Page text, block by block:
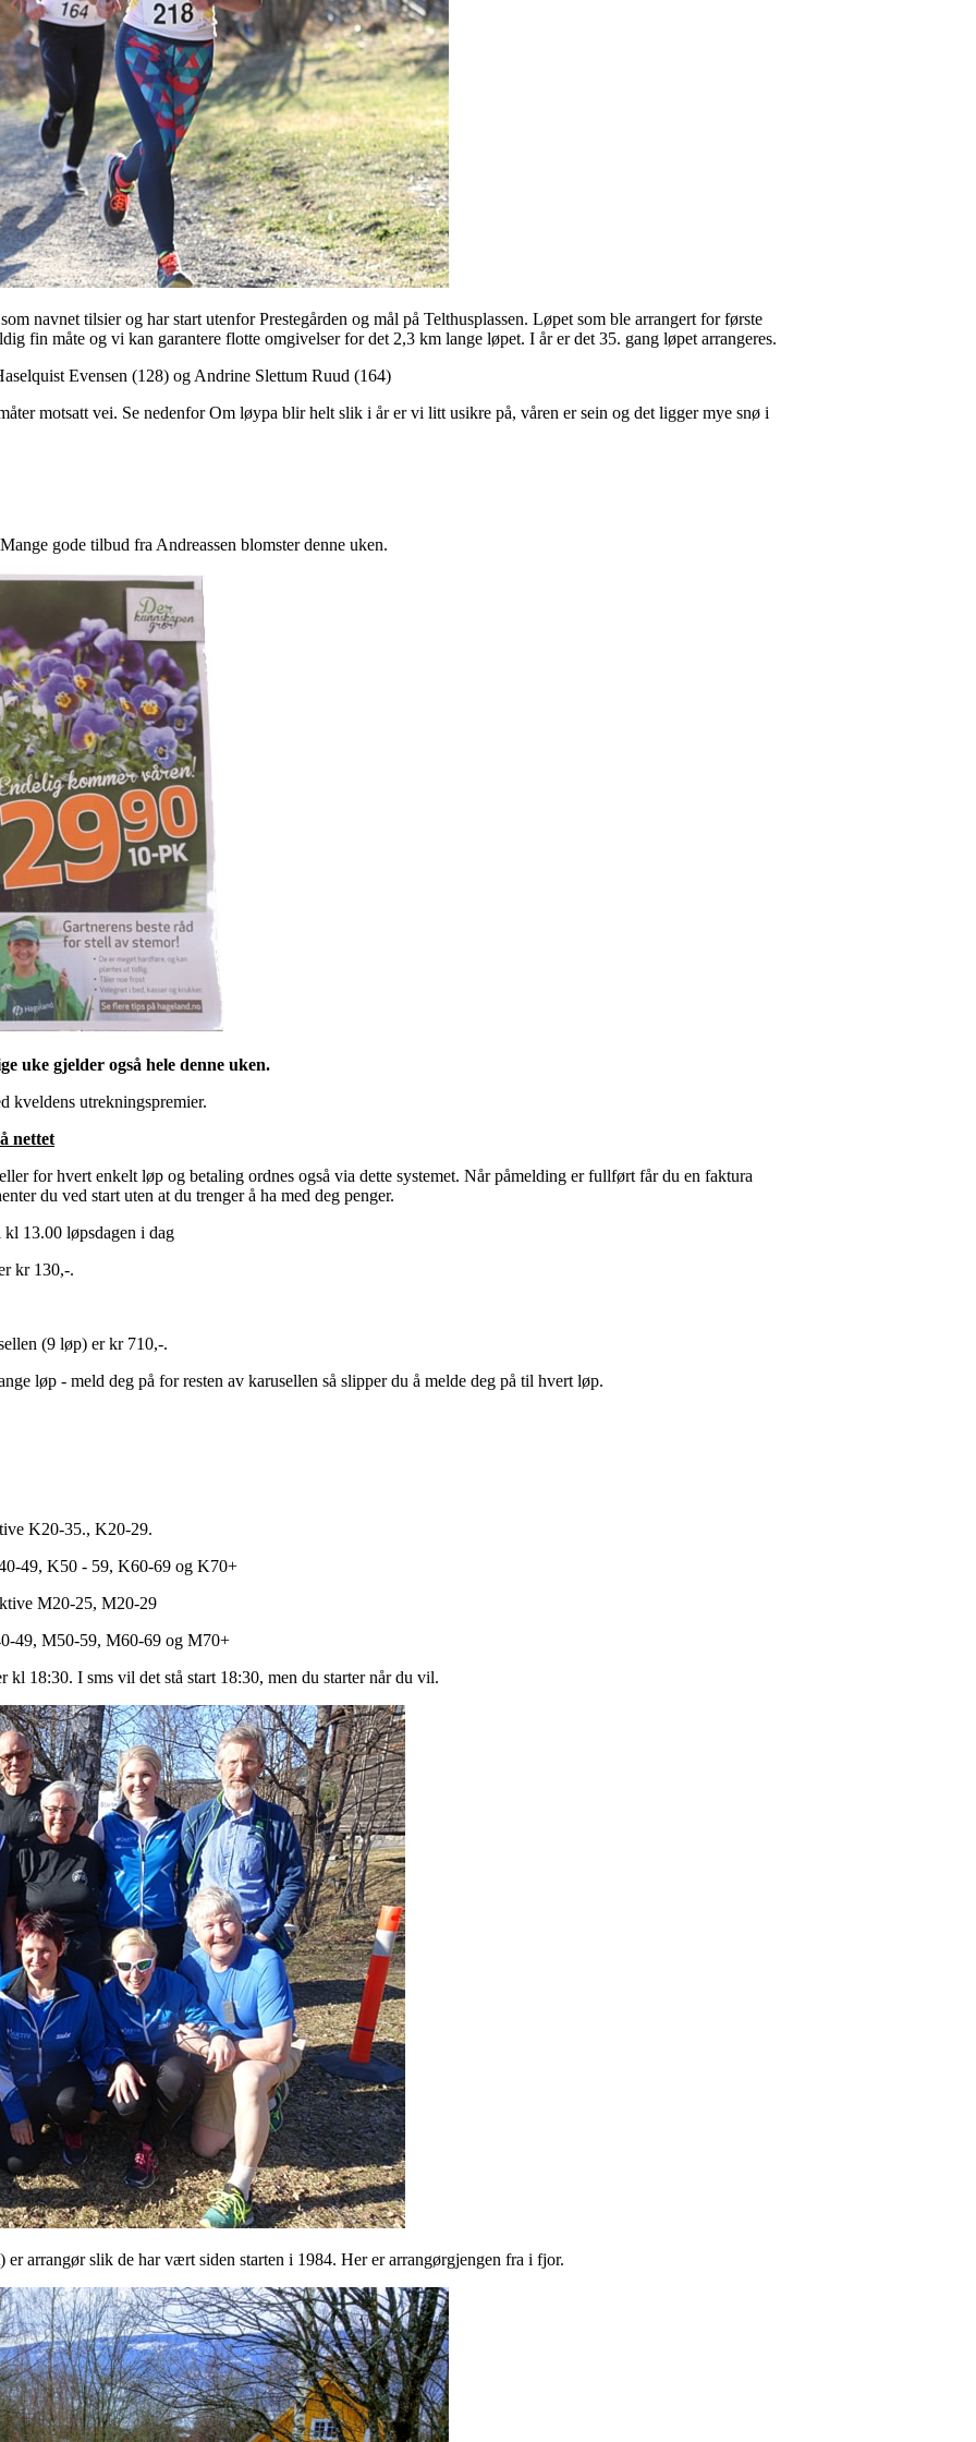
navnet tilsier og har start utenfor Prestegården og mål på Telthusplassen. Løpet som ble arrangert for første
fin måte og vi kan garantere flotte omgivelser for det 2,3 km lange løpet. I år er det 35. gang løpet arrangeres.
Evensen (128) og Andrine Slettum Ruud (164)
motsatt vei. Se nedenfor Om løypa blir helt slik i år er vi litt usikre på, våren er sein og det ligger mye snø i
gode tilbud fra Andreassen blomster denne uken.
uke gjelder også hele denne uken.
kveldens utrekningspremier.
nettet
for hvert enkelt løp og betaling ordnes også via dette systemet. Når påmelding er fullført får du en faktura
du ved start uten at du trenger å ha med deg penger.
13.00 løpsdagen i dag
kr 130,-.
(9 løp) er kr 710,-.
løp - meld deg på for resten av karusellen så slipper du å melde deg på til hvert løp.
K20-35., K20-29.
49, K50 - 59, K60-69 og K70+
M20-25, M20-29
49, M50-59, M60-69 og M70+
18:30. I sms vil det stå start 18:30, men du starter når du vil.
arrangør slik de har vært siden starten i 1984. Her er arrangørgjengen fra i fjor.